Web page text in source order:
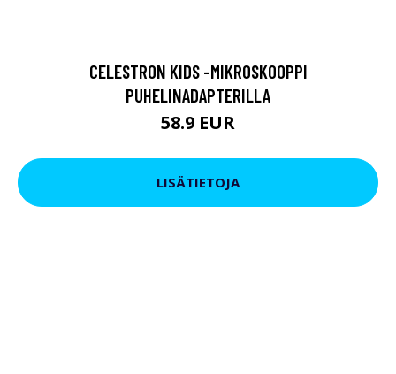
CELESTRON KIDS -MIKROSKOOPPI
PUHELINADAPTERILLA
58.9 EUR
LISÄTIETOJA